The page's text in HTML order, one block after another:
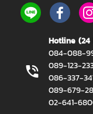
Hotline (24
084-088-
089-123-
086-337-
089-679-
02-641-